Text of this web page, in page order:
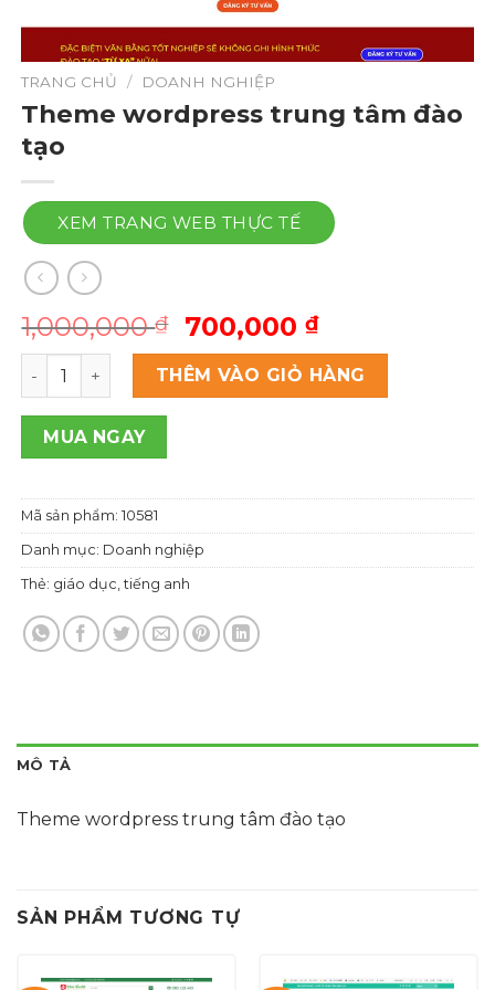
TRANG CHỦ / DOANH NGHIỆP
Theme wordpress trung tâm đào
tạo
XEM TRANG WEB THỰC TẾ
1,000,000₫
Giá
gốc
là:
1,000,000 ₫.
700,000 ₫Giá
hiện
tại
là:
Theme wordpress trung tâm đào tạo số lượng
THÊM VÀO GIỎ HÀNG
MUA NGAY
Mã sản phẩm:10581
Danh mục: Doanh nghiệp
Thẻ: giáo dục,tiếng anh
MÔ TẢ
Theme wordpress trung tâm đào tạo
SẢN PHẨM TƯƠNG TỰ